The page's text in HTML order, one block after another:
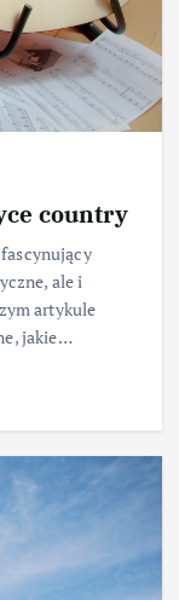
country
ale i
artykule
jakie…